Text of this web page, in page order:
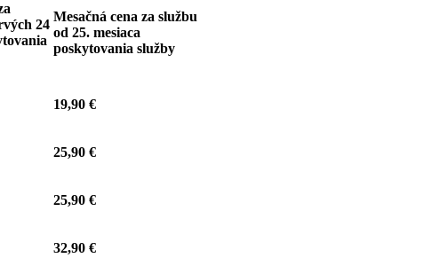
24
Mesačná cena za službu
od 25. mesiaca
poskytovania služby
19,90 €
25,90 €
25,90 €
32,90 €